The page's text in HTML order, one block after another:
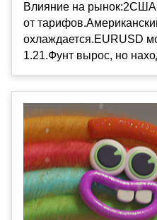
Влияние на рынок:2США
от
охлаждается.EURUSD
1.21.Фунт вырос, но